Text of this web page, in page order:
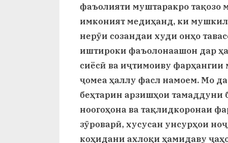
фаъолияти муштаракро тақозо
имконият медиҳанд, ки
нерӯи созандаи худи онҳо
иштироки фаъолонаашон дар
сиёсӣ ва иҷтимоиву
ҷомеа ҳаллу фасл намоем. Мо
беҳтарин арзишҳои
ноогоҳона ва тақлидкоронаи
зӯроварӣ, хусусан унсурҳои
коҳидани ахлоқи ҳамидаву